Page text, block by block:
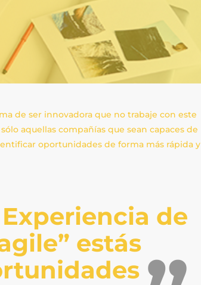
de ser innovadora que no trabaje con este
aquellas compañías que sean capaces de
oportunidades de forma más rápida y
de
estás